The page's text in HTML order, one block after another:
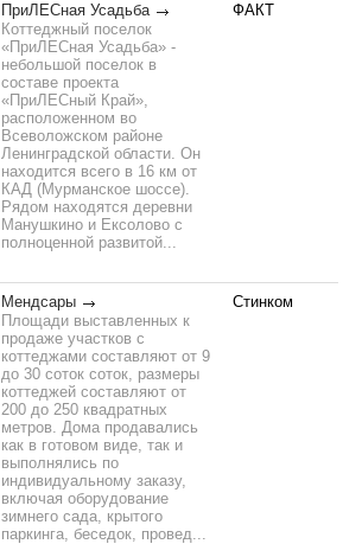
ПриЛЕСная Усадьба
Коттеджный поселок
«ПриЛЕСная Усадьба» -
небольшой поселок в
составе проекта
«ПриЛЕСный Край»,
расположенном во
Всеволожском районе
Ленинградской области. Он
находится всего в 16 км от
КАД (Мурманское шоссе).
Рядом находятся деревни
Манушкино и Ексолово с
полноценной развитой...
ФАКТ
Мендсары
Площади выставленных к
продаже участков с
коттеджами составляют от 9
до 30 соток соток, размеры
коттеджей составляют от
200 до 250 квадратных
метров. Дома продавались
как в готовом виде, так и
выполнялись по
индивидуальному заказу,
включая оборудование
зимнего сада, крытого
паркинга, беседок, провед...
Стинком